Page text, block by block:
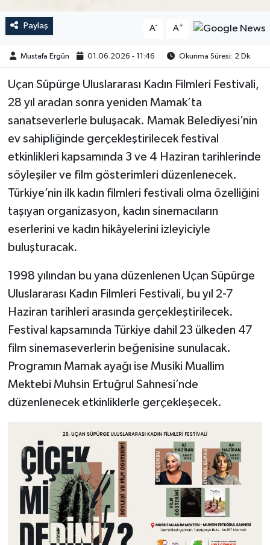
Paylaş A- A+
Mustafa Ergün 01.06.2026 - 11:46 Okunma Süresi: 2 Dk
​​​​​​Uçan Süpürge Uluslararası Kadın Filmleri Festivali,
28 yıl aradan sonra yeniden Mamak’ta
sanatseverlerle buluşacak. Mamak Belediyesi’nin
ev sahipliğinde gerçekleştirilecek festival
etkinlikleri kapsamında 3 ve 4 Haziran tarihlerinde
söyleşiler ve film gösterimleri düzenlenecek.
Türkiye’nin ilk kadın filmleri festivali olma özelliğini
taşıyan organizasyon, kadın sinemacıların
eserlerini ve kadın hikâyelerini izleyiciyle
buluşturacak.
1998 yılından bu yana düzenlenen Uçan Süpürge
Uluslararası Kadın Filmleri Festivali, bu yıl 2-7
Haziran tarihleri arasında gerçekleştirilecek.
Festival kapsamında Türkiye dahil 23 ülkeden 47
film sinemaseverlerin beğenisine sunulacak.
Programın Mamak ayağı ise Musiki Muallim
Mektebi Muhsin Ertuğrul Sahnesi’nde
düzenlenecek etkinliklerle gerçekleşecek.